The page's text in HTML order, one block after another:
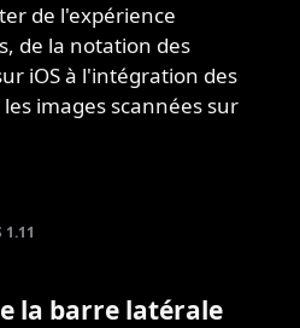
de l'expérience
de la notation des
iOS à l'intégration des
images scannées sur
la barre latérale